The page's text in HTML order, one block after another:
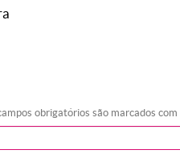
obrigatórios são marcados com